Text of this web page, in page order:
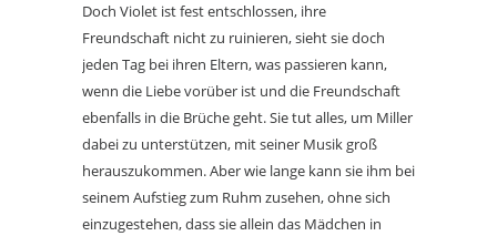
Doch Violet ist fest entschlossen, ihre
Freundschaft nicht zu ruinieren, sieht sie doch
jeden Tag bei ihren Eltern, was passieren kann,
wenn die Liebe vorüber ist und die Freundschaft
ebenfalls in die Brüche geht. Sie tut alles, um Miller
dabei zu unterstützen, mit seiner Musik groß
herauszukommen. Aber wie lange kann sie ihm bei
seinem Aufstieg zum Ruhm zusehen, ohne sich
einzugestehen, dass sie allein das Mädchen in